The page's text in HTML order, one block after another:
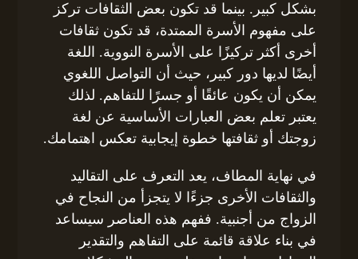
بشكل كبير. بينما قد تكون بعض الثقافات تركز
على مفهوم الأسرة الممتدة، قد تكون ثقافات
أخرى أكثر تركيزًا على الأسرة النووية. اللغة
أيضًا لديها دور كبير، حيث أن التواصل اللغوي
يمكن أن يكون عائقًا أو جسرًا للتفاهم. لذلك
يعتبر تعلم بعض العبارات الأساسية عن لغة
زوجتك أو ثقافتها خطوة إيجابية تعكس اهتمامك.
في نهاية المطاف، يعد التعرف على التقاليد
والثقافات الأخرى جزءًا لا يتجزأ من النجاح في
الزواج من أجنبية. ففهم هذه العناصر سيساعد
في بناء علاقة قائمة على التفاهم والتقدير